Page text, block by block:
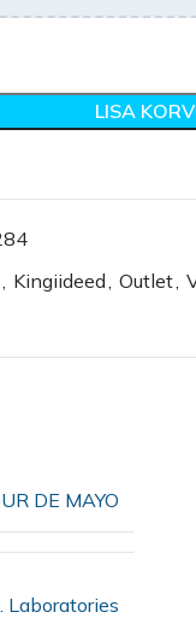
LISA
, Kingiideed, Outlet,
DE MAYO
Laboratories